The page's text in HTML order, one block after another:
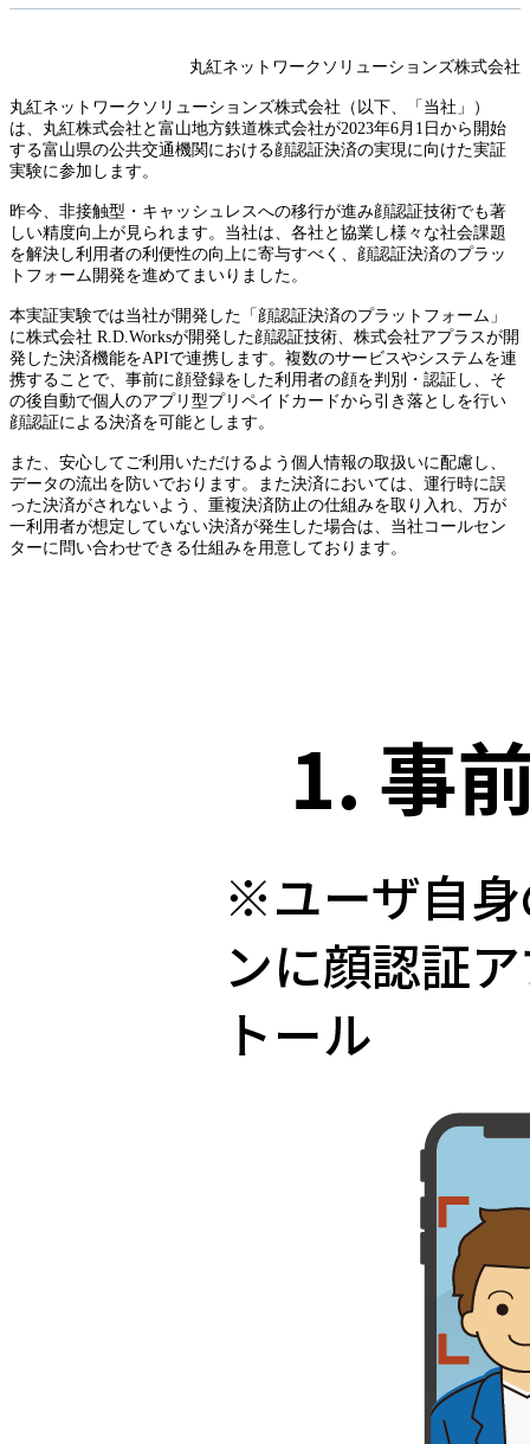
丸紅ネットワークソリューションズ株式会社
丸紅ネットワークソリューションズ株式会社（以下、「当社」）
は、丸紅株式会社と富山地方鉄道株式会社が2023年6月1日から開始
する富山県の公共交通機関における顔認証決済の実現に向けた実証
実験に参加します。
昨今、非接触型・キャッシュレスへの移行が進み顔認証技術でも著
しい精度向上が見られます。当社は、各社と協業し様々な社会課題
を解決し利用者の利便性の向上に寄与すべく、顔認証決済のプラッ
トフォーム開発を進めてまいりました。
本実証実験では当社が開発した「顔認証決済のプラットフォーム」
に株式会社 R.D.Worksが開発した顔認証技術、株式会社アプラスが開
発した決済機能をAPIで連携します。複数のサービスやシステムを連
携することで、事前に顔登録をした利用者の顔を判別・認証し、そ
の後自動で個人のアプリ型プリペイドカードから引き落としを行い
顔認証による決済を可能とします。
また、安心してご利用いただけるよう個人情報の取扱いに配慮し、
データの流出を防いでおります。また決済においては、運行時に誤
った決済がされないよう、重複決済防止の仕組みを取り入れ、万が
一利用者が想定していない決済が発生した場合は、当社コールセン
ターに問い合わせできる仕組みを用意しております。